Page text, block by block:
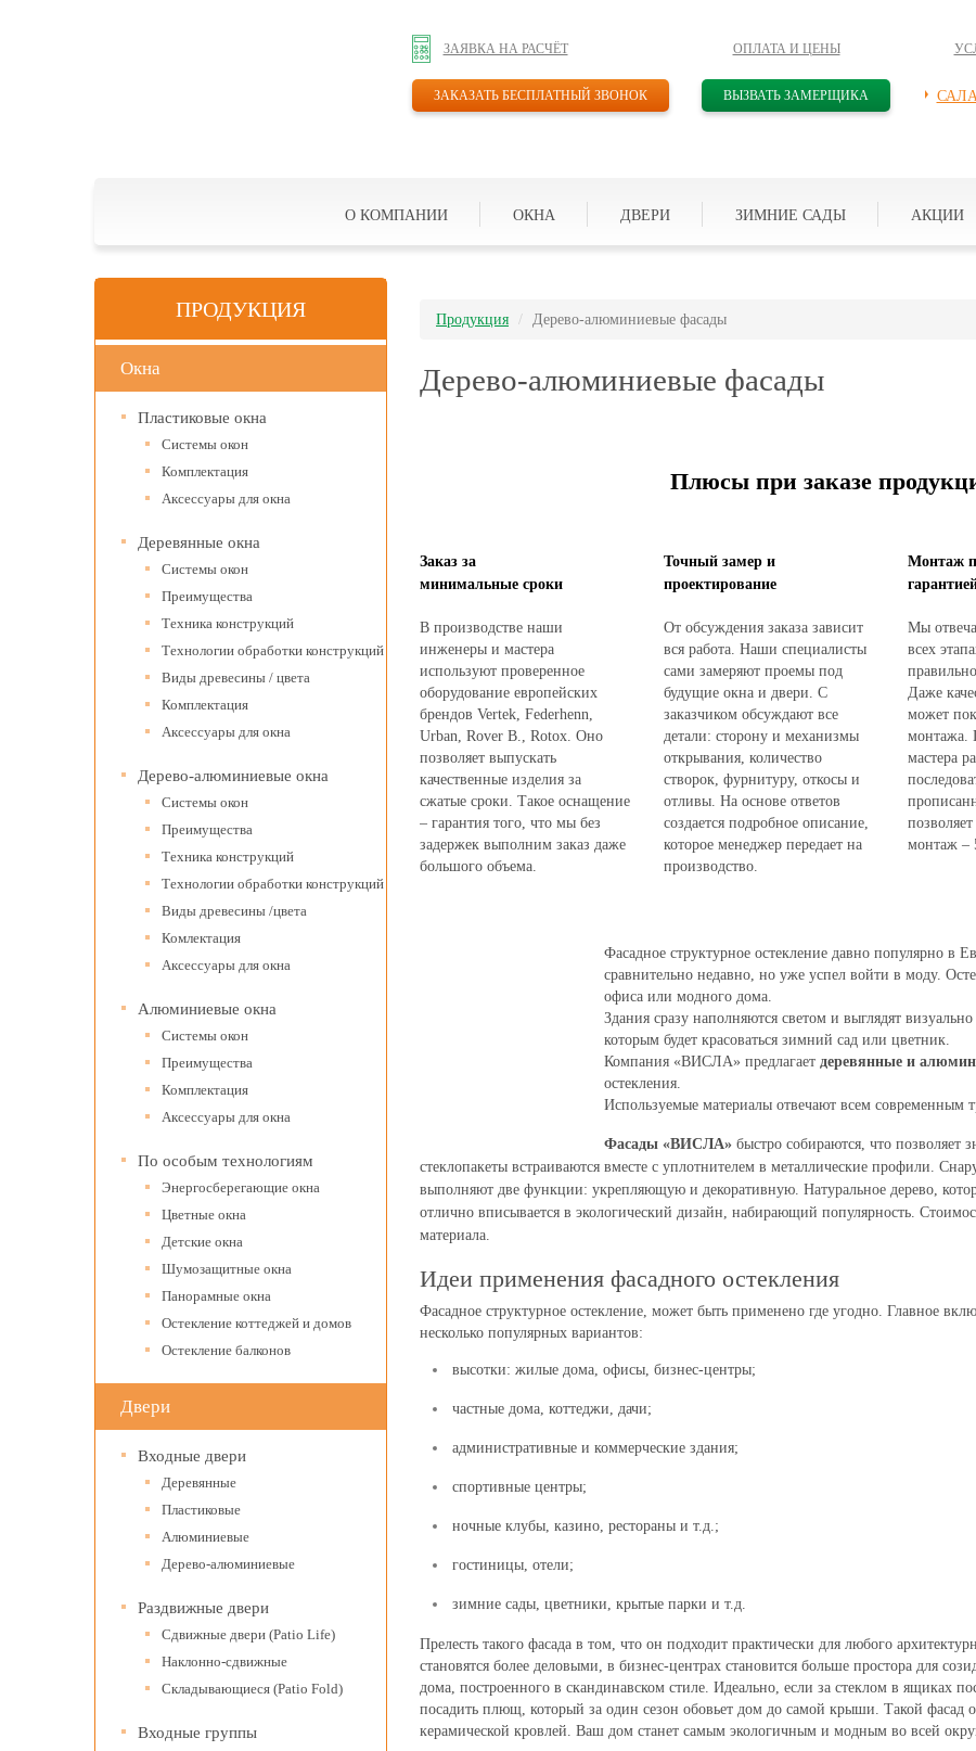
ЗАЯВКА НА РАСЧЁТ
ЗАКАЗАТЬ БЕСПЛАТНЫЙ ЗВОНОК
ОПЛАТА И ЦЕНЫ
ВЫЗВАТЬ ЗАМЕРЩИКА
О КОМПАНИИ ОКНА ДВЕРИ ЗИМНИЕ САДЫ АКЦИИ
ПРОДУКЦИЯ
Окна
Пластиковые окна
Системы окон
Комплектация
Аксессуары для окна
Деревянные окна
Системы окон
Преимущества
Техника конструкций
Технологии обработки конструкций
Виды древесины / цвета
Комплектация
Аксессуары для окна
Дерево-алюминиевые окна
Системы окон
Преимущества
Техника конструкций
Технологии обработки конструкций
Виды древесины /цвета
Комлектация
Аксессуары для окна
Алюминиевые окна
Системы окон
Преимущества
Комплектация
Аксессуары для окна
По особым технологиям
Энергосберегающие окна
Цветные окна
Детские окна
Шумозащитные окна
Панорамные окна
Остекление коттеджей и домов
Остекление балконов
Двери
Входные двери
Деревянные
Пластиковые
Алюминиевые
Дерево-алюминиевые
Раздвижные двери
Сдвижные двери (Patio Life)
Наклонно-сдвижные
Складывающиеся (Patio Fold)
Входные группы
Продукция Дерево-алюминиевые фасады
Дерево-алюминиевые фасады
Плюсы при заказе
Заказ за
минимальные сроки
В производстве наши
инженеры и мастера
используют проверенное
оборудование европейских
брендов Vertek, Federhenn,
Urban, Rover B., Rotox. Оно
позволяет выпускать
качественные изделия за
сжатые сроки. Такое оснащение
– гарантия того, что мы без
задержек выполним заказ даже
большого объема.
Точный замер и
проектирование
От обсуждения заказа зависит
вся работа. Наши специалисты
сами замеряют проемы под
будущие окна и двери. С
заказчиком обсуждают все
детали: сторону и механизмы
открывания, количество
створок, фурнитуру, откосы и
отливы. На основе ответов
создается подробное описание,
которое менеджер передает на
производство.
Монтаж
Мы
всех
Даже
может
монтажа.
мастера
монтаж –
Фасадное структурное остекление давно популярно в
сравнительно недавно, но уже успел войти в моду.
офиса или модного дома.
Здания сразу наполняются светом и выглядят
которым будет красоваться зимний сад или цветник.
Компания «ВИСЛА» предлагает деревянные и
остекления.
Используемые материалы отвечают всем современным
Фасады «ВИСЛА» быстро собираются, что позволяет
стеклопакеты встраиваются вместе с уплотнителем в металлические профили.
выполняют две функции: укрепляющую и декоративную. Натуральное дерево,
отлично вписывается в экологический дизайн, набирающий популярность.
материала.
Идеи применения фасадного остекления
Фасадное структурное остекление, может быть применено где угодно. Главное
несколько популярных вариантов:
высотки: жилые дома, офисы, бизнес-центры;
частные дома, коттеджи, дачи;
административные и коммерческие здания;
спортивные центры;
ночные клубы, казино, рестораны и т.д.;
гостиницы, отели;
зимние сады, цветники, крытые парки и т.д.
Прелесть такого фасада в том, что он подходит практически для любого
становятся более деловыми, в бизнес-центрах становится больше простора для
дома, построенного в скандинавском стиле. Идеально, если за стеклом в ящиках
посадить плющ, который за один сезон обовьет дом до самой крыши. Такой фасад
керамической кровлей. Ваш дом станет самым экологичным и модным во всей